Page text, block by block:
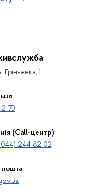
Грінченка, 1
70
(Call-центр)
244 82 02
пошта